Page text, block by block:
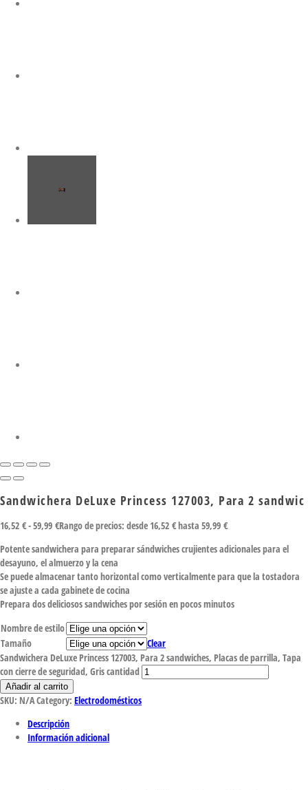
Sandwichera DeLuxe Princess 127003, Para 2 sandwic
16,52 €-59,99 €Rango de precios: desde 16,52 € hasta 59,99 €
Potente sandwichera para preparar sándwiches crujientes adicionales para el
desayuno, el almuerzo y la cena
Se puede almacenar tanto horizontal como verticalmente para que la tostadora
se ajuste a cada gabinete de cocina
Prepara dos deliciosos sandwiches por sesión en pocos minutos
Nombre de estilo
Tamaño
Clear
Sandwichera DeLuxe Princess 127003, Para 2 sandwiches, Placas de parrilla, Tapa
con cierre de seguridad, Gris cantidad
Añadir al carrito
SKU: N/ACategory: Electrodomésticos
Descripción
Información adicional